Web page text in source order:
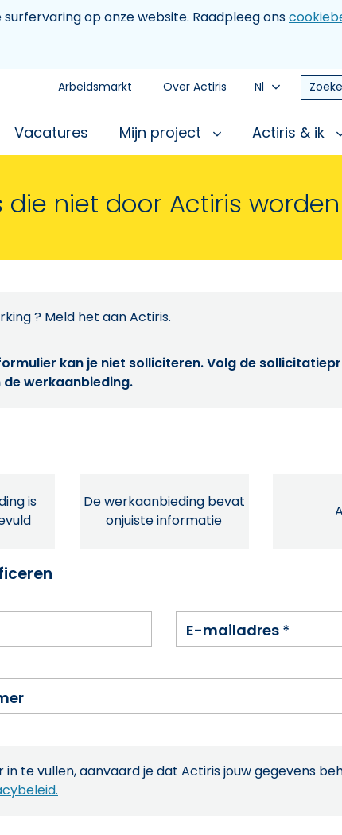
op onze website. Raadpleeg ons
Arbeidsmarkt Over Actiris Nl
Vacatures Mijn project Actiris & ik
die niet door Actiris
? Meld het aan Actiris.
kan je niet solliciteren. Volg de
werkaanbieding.
is
De werkaanbieding bevat
onjuiste informatie
E-mailadres *
in te vullen, aanvaard je dat Actiris jouw gegevens